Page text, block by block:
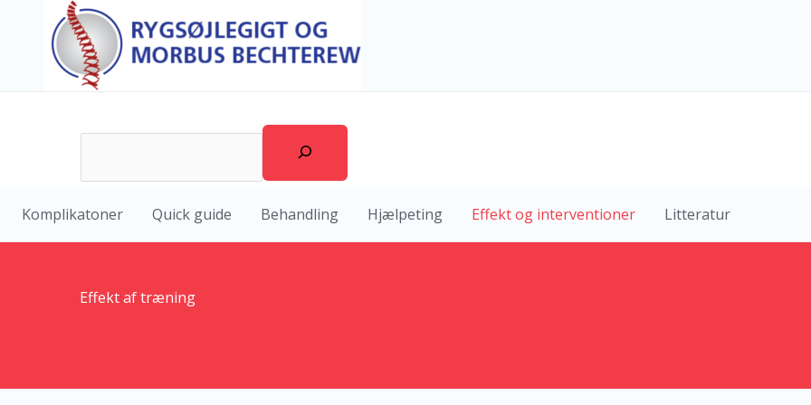
Komplikatoner Quick guide Behandling Hjælpeting Effekt og interventioner Litteratur
Effekt af træning